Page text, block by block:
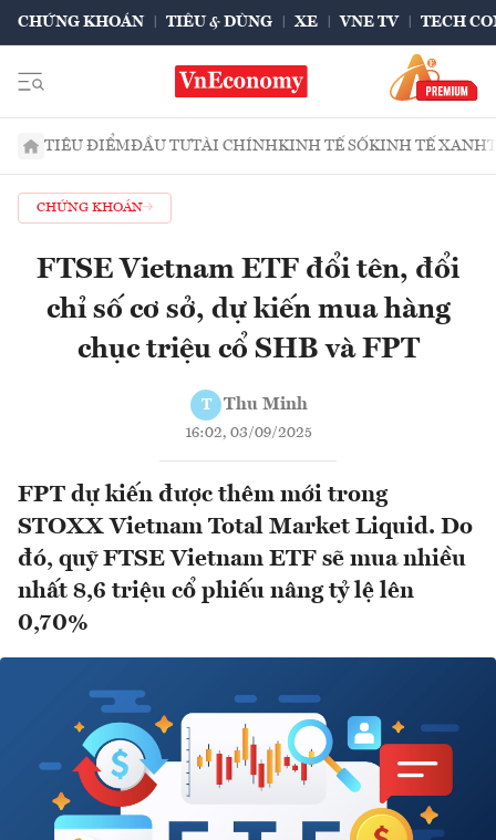
CHỨNG KHOÁN TIÊU & DÙNG XE VNE TV TECH
TIÊU ĐIỂMĐẦU TƯTÀI CHÍNHKINH TẾ SỐKINH TẾ XANH
CHỨNG KHOÁN
FTSE Vietnam ETF đổi tên, đổi
chỉ số cơ sở, dự kiến mua hàng
chục triệu cổ SHB và FPT
T Thu Minh
16:02, 03/09/2025
FPT dự kiến được thêm mới trong
STOXX Vietnam Total Market Liquid. Do
đó, quỹ FTSE Vietnam ETF sẽ mua nhiều
nhất 8,6 triệu cổ phiếu nâng tỷ lệ lên
0,70%